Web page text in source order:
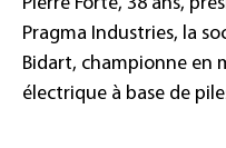
Pragma Industries, la
Bidart, championne en
électrique à base de